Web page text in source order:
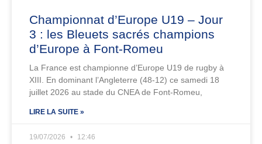
Championnat d’Europe U19 – Jour
3 : les Bleuets sacrés champions
d’Europe à Font-Romeu
La France est championne d’Europe U19 de rugby à
XIII. En dominant l’Angleterre (48-12) ce samedi 18
juillet 2026 au stade du CNEA de Font-Romeu,
LIRE LA SUITE »
19/07/2026 12:46